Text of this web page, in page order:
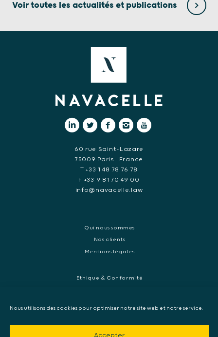
Nous utilisons des cookies pour optimiser notre site web et notre service.
Accepter
Voir toutes les actualités et publications
60 rue Saint-Lazare
75009 Paris • France
T +33 1 48 78 76 78
F +33 9 81 70 49 00
info@navacelle.law
Qui nous sommes
Nos clients
Mentions légales
Ethique & Conformité